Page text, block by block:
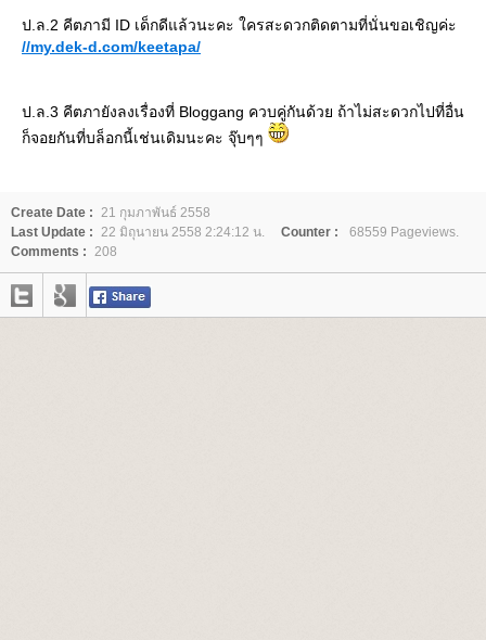
ป.ล.2 คีตภามี ID เด็กดีแล้วนะคะ ใครสะดวกติดตามที่นั่นขอเชิญค่ะ
//my.dek-d.com/keetapa/
ป.ล.3 คีตภายังลงเรื่องที่ Bloggang ควบคู่กันด้วย ถ้าไม่สะดวกไปที่อื่น
ก็จอยกันที่บล็อกนี้เช่นเดิมนะคะ จุ๊บๆๆ
Create Date : 21 กุมภาพันธ์ 2558
Last Update : 22 มิถุนายน 2558 2:24:12 น. Counter :
68559 Pageviews.
Comments : 208